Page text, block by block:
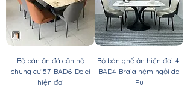
Bộ bàn ăn đá căn hộ
chung cư 57-BAD6-Delei
hiện đại
Bộ bàn ghế ăn hiện đại 4-
BAD4-Braia nệm ngồi da
Pu